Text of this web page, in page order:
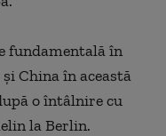
fundamentală în
China în această
o întâlnire cu
la Berlin.